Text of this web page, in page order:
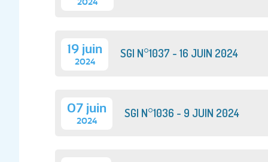
2024
19 juin
2024
SGI N°1037 - 16 JUIN 2024
07 juin
2024
SGI N°1036 - 9 JUIN 2024